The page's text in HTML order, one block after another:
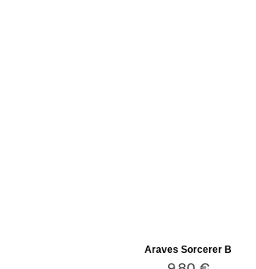
Aperçu rapide
Araves Sorcerer B